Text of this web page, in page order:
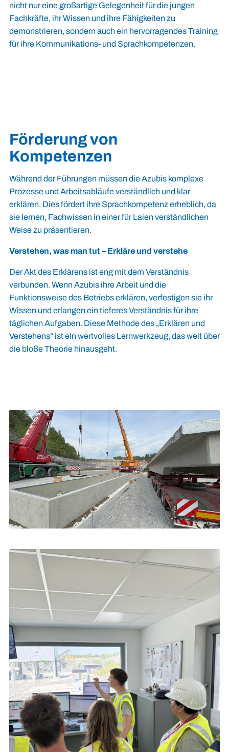
nicht nur eine großartige Gelegenheit für die jungen
Fachkräfte, ihr Wissen und ihre Fähigkeiten zu
demonstrieren, sondern auch ein hervorragendes Training
für ihre Kommunikations- und Sprachkompetenzen.
Förderung von
Kompetenzen
Während der Führungen müssen die Azubis komplexe
Prozesse und Arbeitsabläufe verständlich und klar
erklären. Dies fördert ihre Sprachkompetenz erheblich, da
sie lernen, Fachwissen in einer für Laien verständlichen
Weise zu präsentieren.
Verstehen, was man tut – Erkläre und verstehe
Der Akt des Erklärens ist eng mit dem Verständnis
verbunden. Wenn Azubis ihre Arbeit und die
Funktionsweise des Betriebs erklären, verfestigen sie ihr
Wissen und erlangen ein tieferes Verständnis für ihre
täglichen Aufgaben. Diese Methode des „Erklären und
Verstehens“ ist ein wertvolles Lernwerkzeug, das weit über
die bloße Theorie hinausgeht.